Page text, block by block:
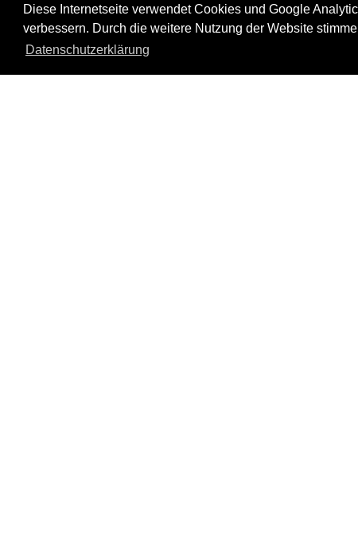
Diese Internetseite verwendet Cookies und Google
verbessern. Durch die weitere Nutzung der Website
Datenschutzerklärung
Menschen Fehler machen, die sie sich
ihrem Sachgebiet nicht erlauben würden
vermieden werden, wenn man die
anderer Menschen erkennt. Dazu dient